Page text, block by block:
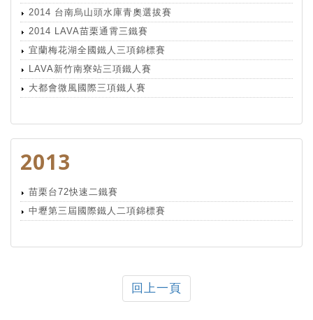
2014 台南烏山頭水庫青奧選拔賽
2014 LAVA苗栗通霄三鐵賽
宜蘭梅花湖全國鐵人三項錦標賽
LAVA新竹南寮站三項鐵人賽
大都會微風國際三項鐵人賽
2013
苗栗台72快速二鐵賽
中壢第三屆國際鐵人二項錦標賽
回上一頁